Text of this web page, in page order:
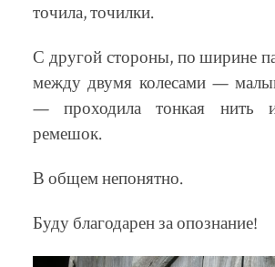
точила, точилки.
С другой стороны, по ширине
между двумя колесами —
— проходила тонкая нить
ремешок.
В общем непонятно.
Буду благодарен за опознание!